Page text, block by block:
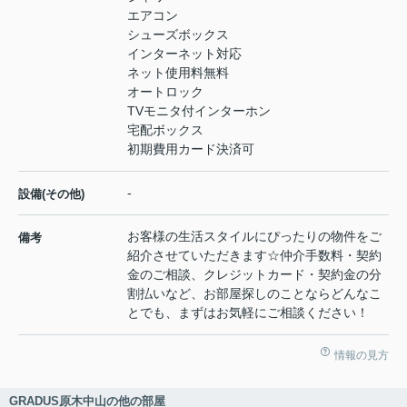
エアコン
シューズボックス
インターネット対応
ネット使用料無料
オートロック
TVモニタ付インターホン
宅配ボックス
初期費用カード決済可
設備(その他) -
備考
お客様の生活スタイルにぴったりの物件をご
紹介させていただきます☆仲介手数料・契約
金のご相談、クレジットカード・契約金の分
割払いなど、お部屋探しのことならどんなこ
とでも、まずはお気軽にご相談ください！
情報の見方
GRADUS原木中山の他の部屋